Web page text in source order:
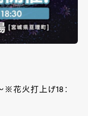
※花火打上げ18 ：